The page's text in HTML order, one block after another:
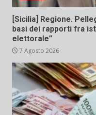
[Sicilia] Regione.
basi dei rapporti fra
elettorale”
7 Agosto 2026